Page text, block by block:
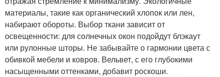
материалы, такие как органический хлопок или лен,
набирают обороты. Выбор ткани зависит от
освещенности: для солнечных окон подойдут блэкаут
или рулонные шторы. Не забывайте о гармонии цвета с
обивкой мебели и ковров. Вельвет, с его глубокими
насыщенными оттенками, добавит роскоши.